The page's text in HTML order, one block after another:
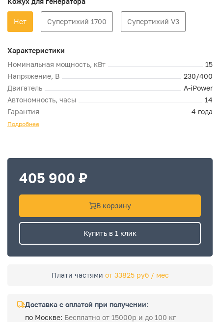
Нет Супертихий 1700 Супертихий V3
Характеристики
Номинальная мощность, кВт
15
Напряжение, В
230/400
Двигатель
A-iPower
Автономность, часы
14
Гарантия
4 года
Подробнее
405 900 ₽
В корзину
Купить в 1 клик
Плати частями от 33825 руб / мес
Доставка с оплатой при получении:
по Москве: Бесплатно от 15000р и до 100 кг